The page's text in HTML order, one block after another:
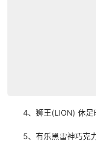
4、狮王(LION) 休足
5、有乐黑雷神巧克